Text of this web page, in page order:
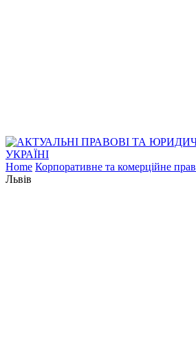
Home Корпоративне та комерційне
Львів